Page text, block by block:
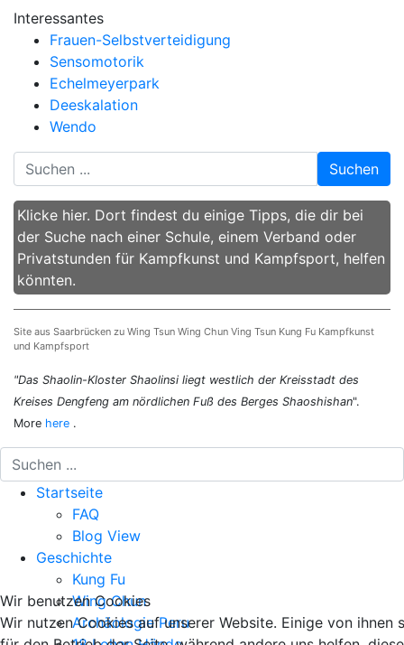
Interessantes
Frauen-Selbstverteidigung
Sensomotorik
Echelmeyerpark
Deeskalation
Wendo
Suchen
Klicke hier. Dort findest du einige Tipps, die dir bei
der Suche nach einer Schule, einem Verband oder
Privatstunden für Kampfkunst und Kampfsport, helfen
könnten.
Site aus Saarbrücken zu Wing Tsun Wing Chun Ving Tsun Kung Fu Kampfkunst
und Kampfsport
"Das Shaolin-Kloster Shaolinsi liegt westlich der Kreisstadt des
Kreises Dengfeng am nördlichen Fuß des Berges Shaoshishan".
More here .
Startseite
FAQ
Blog View
Geschichte
Kung Fu
Wing Chun
Archäologie Peru
Wir benutzen Cookies
Wir nutzen Cookies auf unserer Website. Einige von ihnen